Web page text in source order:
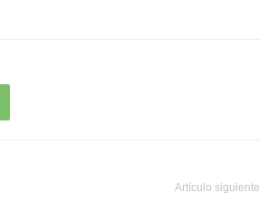
Artículo siguiente